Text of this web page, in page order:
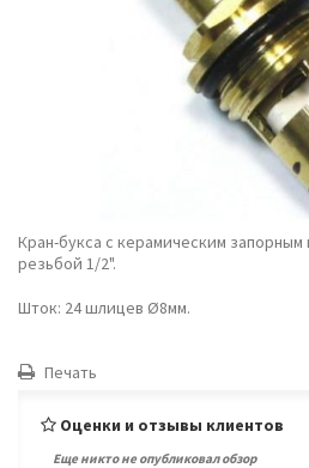
Кран-букса с керамическим запорным
резьбой 1/2".
Шток: 24 шлицев Ø8мм.
Печать
Оценки и отзывы клиентов
Еще никто не опубликовал обзор